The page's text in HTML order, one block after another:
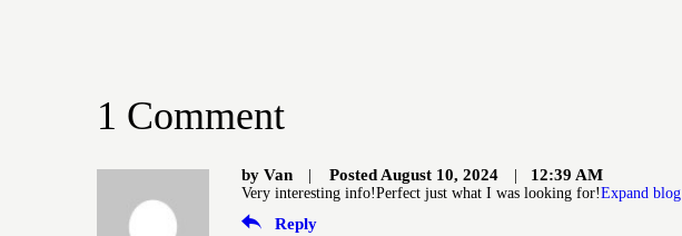
1 Comment
by Van Posted August 10, 2024 12:39 AM
Very interesting info!Perfect just what I was looking for!Expand blog
Reply